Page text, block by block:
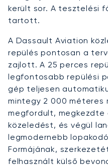
került sor. A tesztelési
tartott.
A Dassault Aviation
repülés pontosan a
zajlott. A 25 perces
legfontosabb repülési
gép teljesen
mintegy 2 000 méteres
megfordult, megkezdte
közeledést, és végül
legmodernebb
Formájának,
felhasznált külső